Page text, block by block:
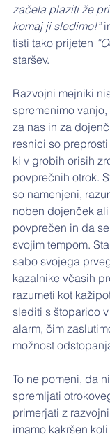
začela plaziti že
komaj ji sledimo!”
tisti tako prijeten
staršev.
Razvojni mejniki
spremenimo
za nas in za
resnici so
ki v grobih orisih
povprečnih otrok.
so namenjeni,
noben dojenček
povprečen in da
svojim tempom.
sabo svojega
kazalnike včasih
razumeti kot
slediti s štoparico
alarm, čim
možnost
To ne pomeni, da
spremljati
primerjati z
imamo kakršen